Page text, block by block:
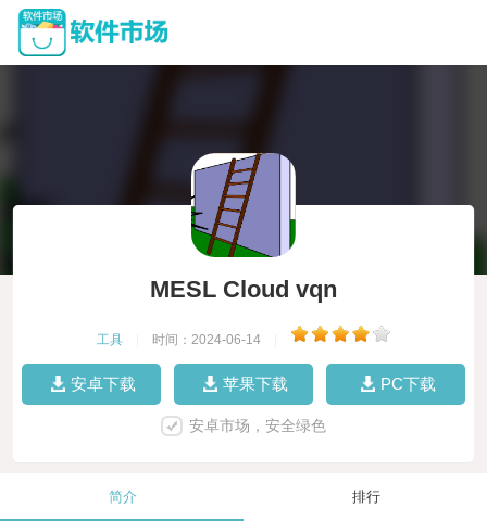
MESL Cloud vqn
工具 时间：2024-06-14
安卓下载 苹果下载 PC下载
安卓市场，安全绿色
简介 排行